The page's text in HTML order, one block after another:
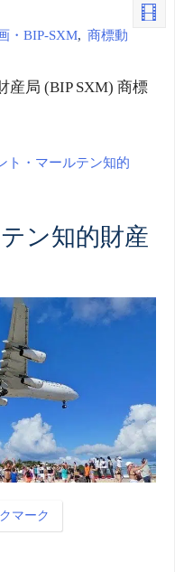
・BIP-SXM, 商標動
産局 (BIP SXM) 商標
ト・マールテン知的
ン知的財産
マーク